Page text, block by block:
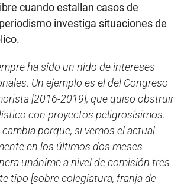
cuando estallan casos de
investiga situaciones de
ha sido un nido de intereses
Un ejemplo es el del Congreso
[2016-2019], que quiso obstruir
con proyectos peligrosísimos.
porque, si vemos el actual
en los últimos dos meses
unánime a nivel de comisión tres
tipo [sobre colegiatura, franja de